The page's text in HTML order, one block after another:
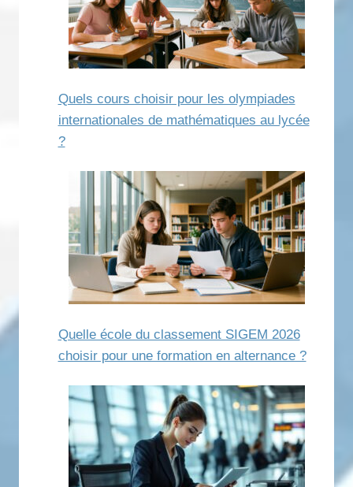
Quels cours choisir pour les olympiades
internationales de mathématiques au lycée
?
Quelle école du classement SIGEM 2026
choisir pour une formation en alternance ?